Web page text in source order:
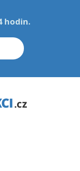
hodin.